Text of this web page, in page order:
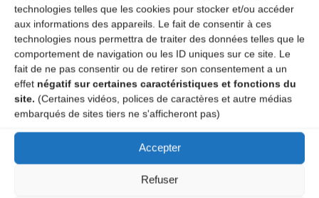
technologies telles que les cookies pour stocker et/ou accéder
aux informations des appareils. Le fait de consentir à ces
technologies nous permettra de traiter des données telles que le
comportement de navigation ou les ID uniques sur ce site. Le
fait de ne pas consentir ou de retirer son consentement a un
effet négatif sur certaines caractéristiques et fonctions du
site. (Certaines vidéos, polices de caractères et autre médias
embarqués de sites tiers ne s'afficheront pas)
Accepter
Refuser
Catégories
Agenda
Atelier de danse traditionnelle – BRIVATRAD
Laisser un